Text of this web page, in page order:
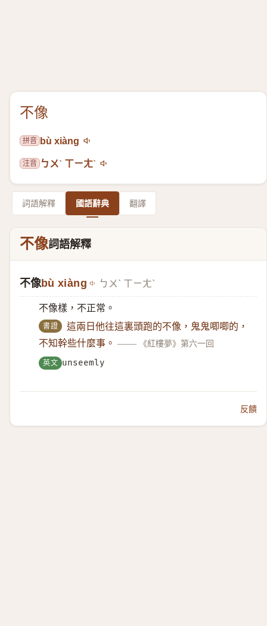
不像
拼音 bù xiàng
注音 ㄅㄨˋ ㄒㄧㄤˋ
詞語解釋 國語辭典 翻譯
不像詞語解釋
不像bù xiàng ㄅㄨˋ ㄒㄧㄤˋ
不像樣，不正常。
書證
這兩日他往這裏頭跑的不像，鬼鬼唧唧的，
不知幹些什麼事。 —— 《紅樓夢》第六一回
英文 unseemly
反饋